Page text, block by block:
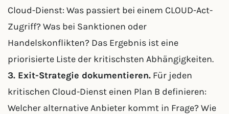
Cloud-Dienst: Was passiert bei einem CLOUD-Act-
Zugriff? Was bei Sanktionen oder
Handelskonflikten? Das Ergebnis ist eine
priorisierte Liste der kritischsten Abhängigkeiten.
3. Exit-Strategie dokumentieren. Für jeden
kritischen Cloud-Dienst einen Plan B definieren:
Welcher alternative Anbieter kommt in Frage? Wie